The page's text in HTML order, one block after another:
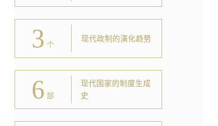
3 个
现代政制的演化趋势
6 部
现代国家的制度生成
史